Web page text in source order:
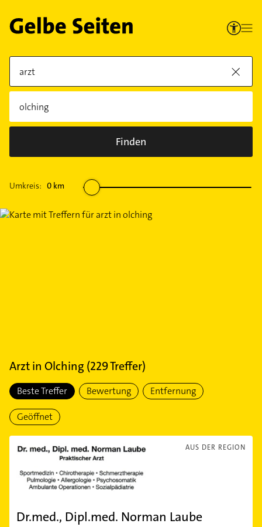
Finden
Umkreis: 0 km
Arztin Olching (229Treffer)
Beste Treffer Bewertung Entfernung
Geöffnet
AUS DER REGION
Dr.med., Dipl.med. Norman Laube